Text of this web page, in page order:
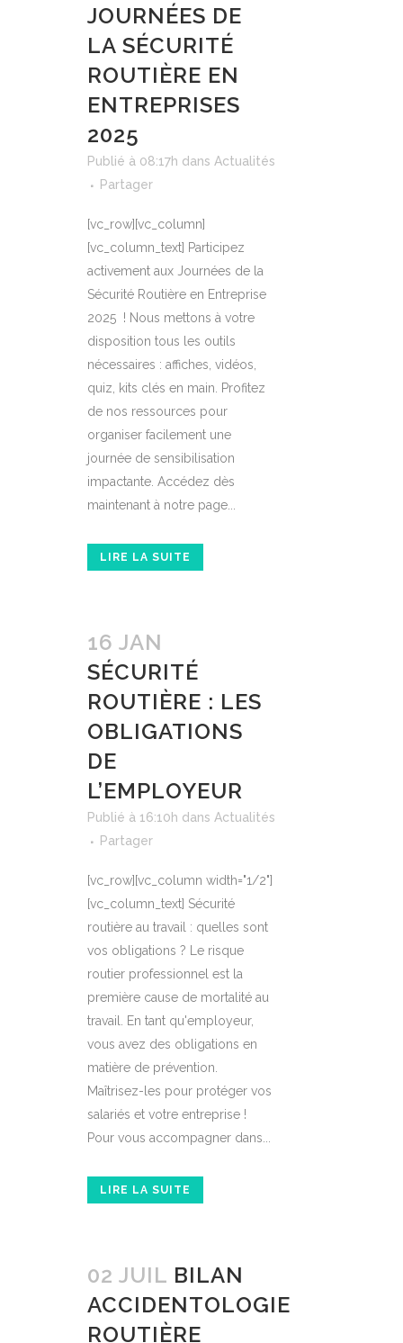
JOURNÉES DE
LA SÉCURITÉ
ROUTIÈRE EN
ENTREPRISES
2025
Publié à 08:17h dans Actualités
Partager
[vc_row][vc_column]
[vc_column_text] Participez
activement aux Journées de la
Sécurité Routière en Entreprise
2025 ! Nous mettons à votre
disposition tous les outils
nécessaires : affiches, vidéos,
quiz, kits clés en main. Profitez
de nos ressources pour
organiser facilement une
journée de sensibilisation
impactante. Accédez dès
maintenant à notre page...
LIRE LA SUITE
16 JAN
SÉCURITÉ
ROUTIÈRE : LES
OBLIGATIONS
DE
L’EMPLOYEUR
Publié à 16:10h dans Actualités
Partager
[vc_row][vc_column width="1/2"]
[vc_column_text] Sécurité
routière au travail : quelles sont
vos obligations ? Le risque
routier professionnel est la
première cause de mortalité au
travail. En tant qu'employeur,
vous avez des obligations en
matière de prévention.
Maîtrisez-les pour protéger vos
salariés et votre entreprise !
Pour vous accompagner dans...
LIRE LA SUITE
02 JUIL BILAN
ACCIDENTOLOGIE
ROUTIÈRE